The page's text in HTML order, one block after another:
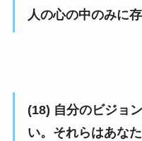
人の心の中のみに
(18) 自分のビジョ
い。それらはあな